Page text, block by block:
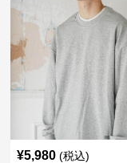
¥5,980 (税込)